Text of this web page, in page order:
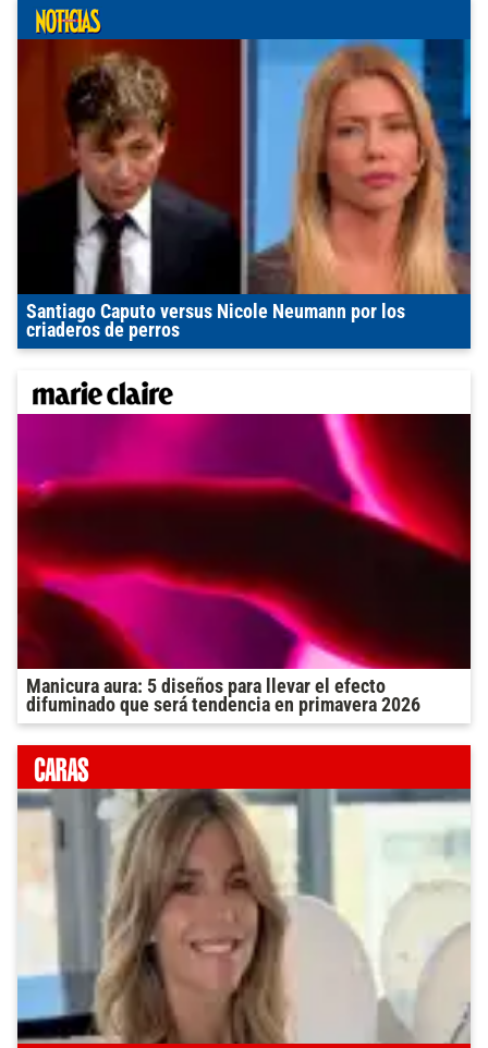
Santiago Caputo versus Nicole Neumann por los
criaderos de perros
Manicura aura: 5 diseños para llevar el efecto
difuminado que será tendencia en primavera 2026